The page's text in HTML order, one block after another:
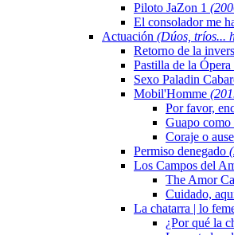
Piloto JaZon 1
El consolador me
Actuación (Dúos, tríos...
Retorno de la
Pastilla de la Ópera
Sexo Paladin
Mobil'Homme
Por favor,
Guapo como
Coraje o
Permiso denegado
Los Campos del
The Amor
Cuidado,
La chatarra | lo
¿Por qué la